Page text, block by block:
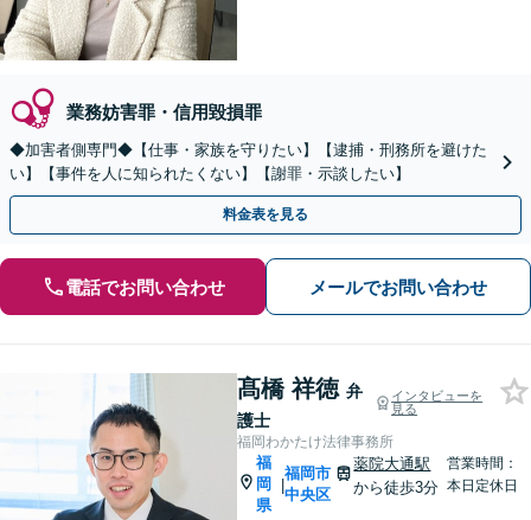
業務妨害罪・信用毀損罪
◆加害者側専門◆【仕事・家族を守りたい】【逮捕・刑務所を避けた
い】【事件を人に知られたくない】【謝罪・示談したい】
料金表を見る
電話でお問い合わせ メールでお問い合わせ
髙橋 祥徳 弁
護士
インタビューを
見る
福岡わかたけ法律事務所
福
岡
県
|
福岡市
中央区
薬院大通駅
から徒歩3分
営業時間：
本日定休日